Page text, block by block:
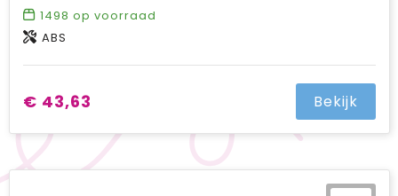
1498 op voorraad
ABS
€ 43,63 Bekijk